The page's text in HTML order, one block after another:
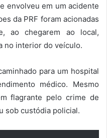
envolveu em um acidente
da PRF foram acionadas
ao chegarem ao local,
no interior do veículo.
para um hospital
médico. Mesmo
flagrante pelo crime de
sob custódia policial.